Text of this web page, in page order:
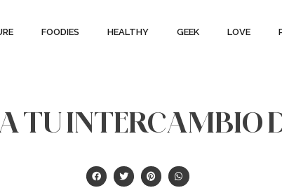
FOODIES HEALTHY GEEK LOVE
TU INTERCAMBIO